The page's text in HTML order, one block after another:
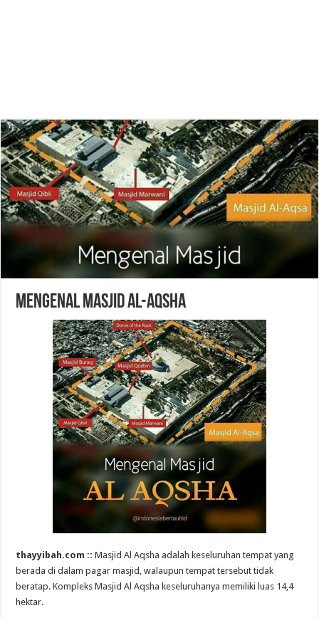
Mengenal Masjid Al-Aqsha
thayyibah.com ::Masjid Al Aqsha adalah keseluruhan tempat yang
berada di dalam pagar masjid, walaupun tempat tersebut tidak
beratap. Kompleks Masjid Al Aqsha keseluruhanya memiliki luas 14,4
hektar.